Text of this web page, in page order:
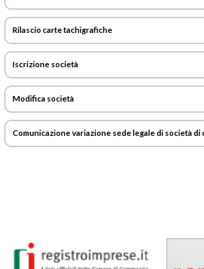
Rilascio carte tachigrafiche
Iscrizione società
Modifica società
Comunicazione variazione sede legale di società di